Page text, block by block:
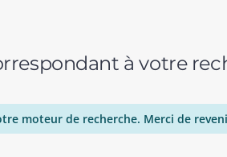
à votre
moteur de recherche. Merci de